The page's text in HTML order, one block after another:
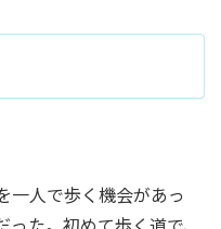
一人で歩く機会があっ